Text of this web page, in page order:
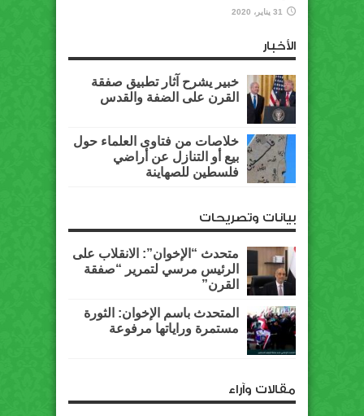
31 يناير، 2020
الأخبار
خبير يشرح آثار تطبيق صفقة
القرن على الضفة والقدس
خلاصات من فتاوى العلماء حول
بيع أو التنازل عن أراضي
فلسطين للصهاينة
بيانات وتصريحات
متحدث “الإخوان”: الانقلاب على
الرئيس مرسي لتمرير “صفقة
القرن”
المتحدث باسم الإخوان: الثورة
مستمرة وراياتها مرفوعة
مقالات وآراء